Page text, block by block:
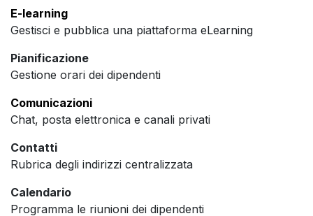
E-learning
Gestisci e pubblica una piattaforma eLearning
Pianificazione
Gestione orari dei dipendenti
Comunicazioni
Chat, posta elettronica e canali privati
Contatti
Rubrica degli indirizzi centralizzata
Calendario
Programma le riunioni dei dipendenti